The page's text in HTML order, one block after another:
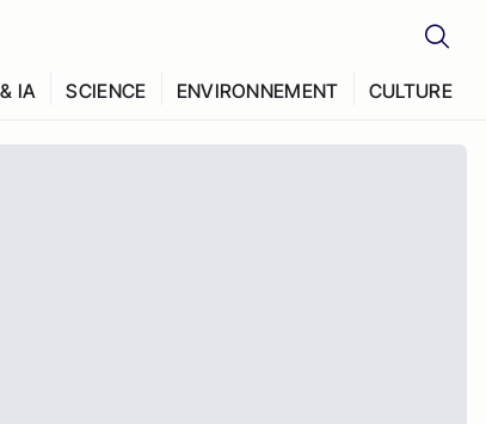
IA SCIENCE ENVIRONNEMENT CULTURE